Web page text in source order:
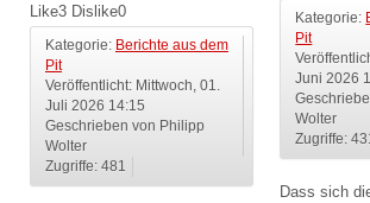
Like3 Dislike0
Kategorie: Berichte aus dem
Pit
Veröffentlicht: Mittwoch, 01.
Juli 2026 14:15
Geschrieben von Philipp
Wolter
Zugriffe: 481
Kategorie:
Pit
Juni 2026
Wolter
Zugriffe: 431
Dass sich